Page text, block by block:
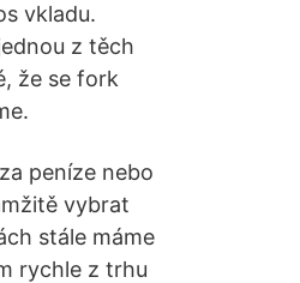
vkladu.
z těch
že se fork
peníze nebo
vybrat
stále máme
rychle z trhu